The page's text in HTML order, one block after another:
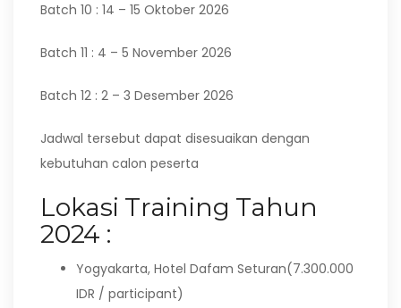
Batch 10 : 14 – 15 Oktober 2026
Batch 11 : 4 – 5 November 2026
Batch 12 : 2 – 3 Desember 2026
Jadwal tersebut dapat disesuaikan dengan
kebutuhan calon peserta
Lokasi Training Tahun
2024 :
Yogyakarta, Hotel Dafam Seturan(7.300.000
IDR / participant)